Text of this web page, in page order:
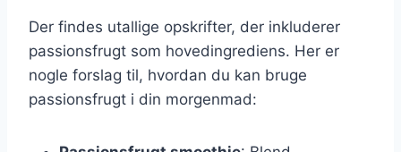
Der findes utallige opskrifter, der inkluderer
passionsfrugt som hovedingrediens. Her er
nogle forslag til, hvordan du kan bruge
passionsfrugt i din morgenmad: